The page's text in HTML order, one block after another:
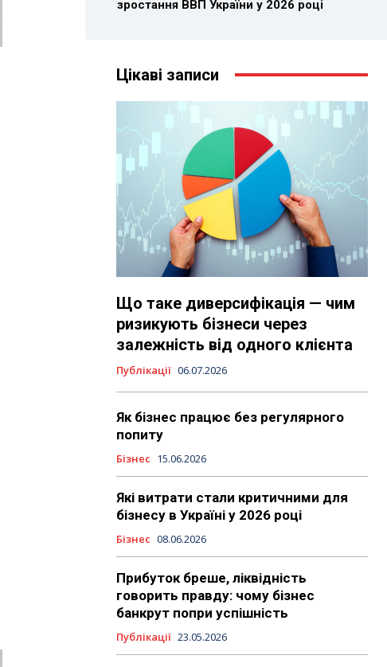
зростання ВВП України у 2026 році
Цікаві записи
Що таке диверсифікація — чим
ризикують бізнеси через
залежність від одного клієнта
Публікації 06.07.2026
Як бізнес працює без регулярного
попиту
Бізнес 15.06.2026
Які витрати стали критичними для
бізнесу в Україні у 2026 році
Бізнес 08.06.2026
Прибуток бреше, ліквідність
говорить правду: чому бізнес
банкрут попри успішність
Публікації 23.05.2026